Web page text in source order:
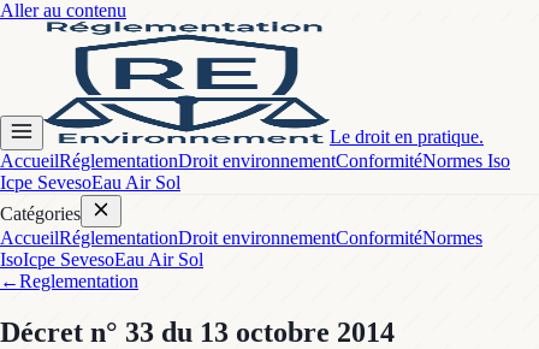
Aller au contenu
Le droit en pratique.
AccueilRéglementationDroit environnementConformitéNormes Iso
Icpe SevesoEau Air Sol
Catégories
AccueilRéglementationDroit environnementConformitéNormes
IsoIcpe SevesoEau Air Sol
←Reglementation
Décret n° 33 du 13 octobre 2014